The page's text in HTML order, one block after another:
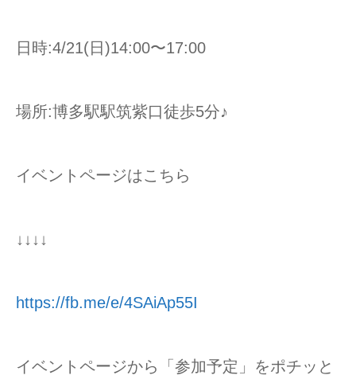
日時:4/21(日)14:00〜17:00
場所:博多駅駅筑紫口徒歩5分♪
イベントページはこちら
↓↓↓↓
https://fb.me/e/4SAiAp55I
イベントページから「参加予定」をポチッと